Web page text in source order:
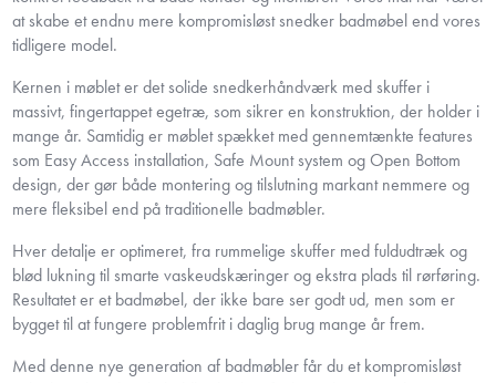
at skabe et endnu mere kompromisløst snedker badmøbel end vores
tidligere model.
Kernen i møblet er det solide snedkerhåndværk med skuffer i
massivt, fingertappet egetræ, som sikrer en konstruktion, der holder i
mange år. Samtidig er møblet spækket med gennemtænkte features
som Easy Access installation, Safe Mount system og Open Bottom
design, der gør både montering og tilslutning markant nemmere og
mere fleksibel end på traditionelle badmøbler.
Hver detalje er optimeret, fra rummelige skuffer med fuldudtræk og
blød lukning til smarte vaskeudskæringer og ekstra plads til rørføring.
Resultatet er et badmøbel, der ikke bare ser godt ud, men som er
bygget til at fungere problemfrit i daglig brug mange år frem.
Med denne nye generation af badmøbler får du et kompromisløst